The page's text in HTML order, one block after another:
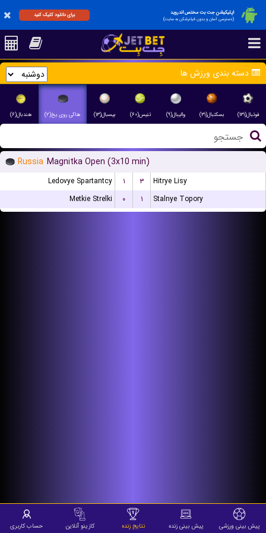
اپلیکیشن جت بت مختص اندروید
(دسترسی آسان و بدون فیلترشکن به سایت)
برای دانلود کلیک کنید
دسته بندی ورزش ها
فوتبال(۱۳۱) بسکتبال(۳۱) والیبال(۹) تنیس(۶۰) بیسبال(۱۳) هاکی روی یخ(۲) هندبال(۶)
Russia Magnitka Open (3x10 min)
Ledovye Spartantcy ۱ ۳
Hitrye Lisy
Metkie Strelki
۰ ۱ Stalnye Topory
پیش بینی ورزشی پیش بینی زنده نتایج زنده کازینو آنلاین حساب کاربری